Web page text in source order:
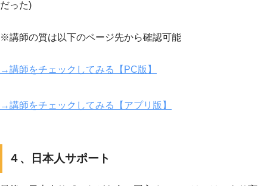
だった)
※講師の質は以下のページ先から確認可能
→講師をチェックしてみる【PC版】
→講師をチェックしてみる【アプリ版】
４、日本人サポート